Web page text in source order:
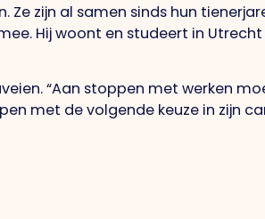
Ze zijn al samen sinds hun
Hij woont en studeert in Utrecht
“Aan stoppen met werken
met de volgende keuze in zijn